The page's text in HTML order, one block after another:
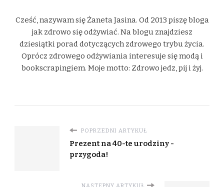
Cześć, nazywam się Żaneta Jasina. Od 2013 piszę bloga
jak zdrowo się odżywiać. Na blogu znajdziesz
dziesiątki porad dotyczących zdrowego trybu życia.
Oprócz zdrowego odżywiania interesuje się modą i
bookscrapingiem. Moje motto: Zdrowo jedz, pij i żyj.
POPRZEDNI ARTYKUŁ
Prezent na 40-te urodziny -
przygoda!
NASTĘPNY ARTYKUŁ